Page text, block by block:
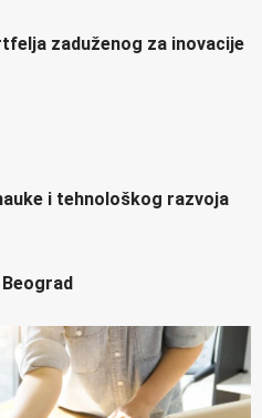
zaduženog za inovacije
i tehnološkog razvoja